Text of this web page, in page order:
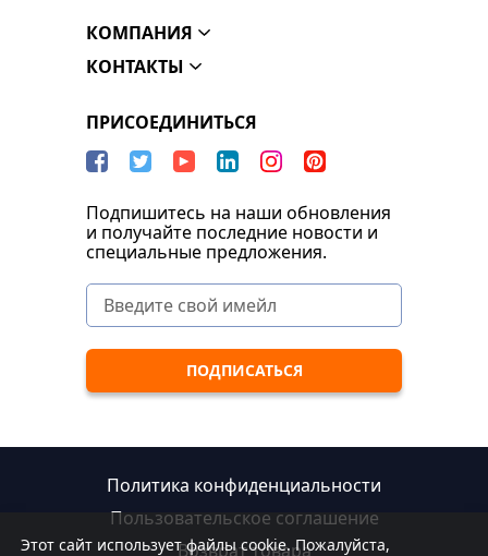
Этот сайт использует файлы cookie. Пожалуйста,
КОМПАНИЯ
КОНТАКТЫ
ПРИСОЕДИНИТЬСЯ
Подпишитесь на наши обновления
и получайте последние новости и
специальные предложения.
Политика конфиденциальности
Пользовательское соглашение
Возврат товара